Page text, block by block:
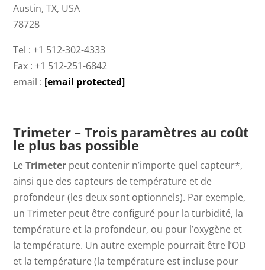
Austin, TX, USA
78728
Tel : +1 512-302-4333
Fax : +1 512-251-6842
email : [email protected]
Trimeter – Trois paramètres au coût
le plus bas possible
LeTrimeter peut contenir n’importe quel capteur*,
ainsi que des capteurs de température et de
profondeur (les deux sont optionnels). Par exemple,
un Trimeter peut être configuré pour la turbidité, la
température et la profondeur, ou pour l’oxygène et
la température. Un autre exemple pourrait être l’OD
et la température (la température est incluse pour